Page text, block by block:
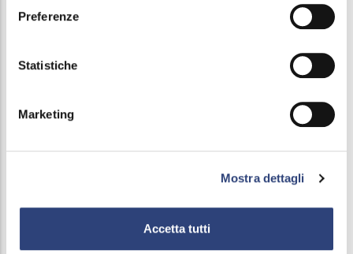
Preferenze
Statistiche
Marketing
Mostra dettagli
Accetta tutti
tutte le procedure
Contratti esclusi ai sensi dell’art.56 D.lgs. n.
Partenariati Pubblici Privati
Avviso volontario trasparenza preventiva art.
Sovvenzioni, contributi, sussidi, vantaggi